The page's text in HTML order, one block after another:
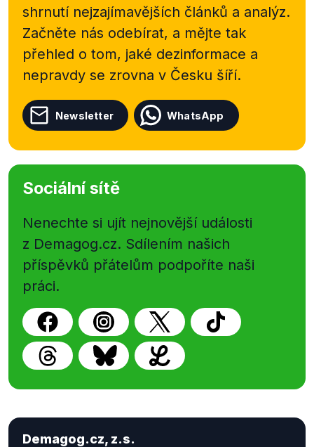
shrnutí nejzajímavějších článků a analýz.
Začněte nás odebírat, a mějte tak
přehled o tom, jaké dezinformace a
nepravdy se zrovna v Česku šíří.
Newsletter WhatsApp
Sociální sítě
Nenechte si ujít nejnovější události
z Demagog.cz. Sdílením našich
příspěvků přátelům podpoříte naši
práci.
Demagog.cz, z.s.